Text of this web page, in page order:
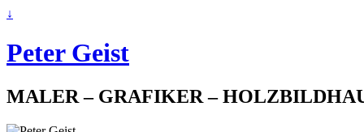
↓
Peter Geist
MALER – GRAFIKER –